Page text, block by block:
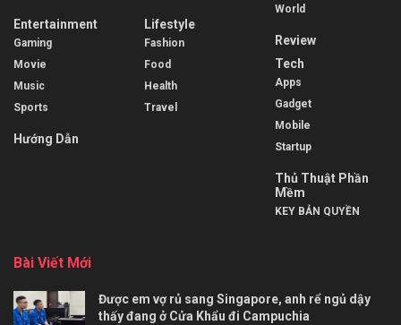
Entertainment
Gaming
Movie
Music
Sports
Hướng Dẫn
Lifestyle
Fashion
Food
Health
Travel
World
Review
Tech
Apps
Gadget
Mobile
Startup
Thủ Thuật Phần
Mềm
KEY BẢN QUYỀN
Bài Viết Mới
Được em vợ rủ sang Singapore, anh rể ngủ dậy
thấy đang ở Cửa Khẩu đi Campuchia